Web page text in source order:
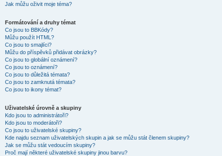
Jak můžu oživit moje téma?
Formátování a druhy témat
Co jsou to BBKódy?
Můžu použít HTML?
Co jsou to smajlíci?
Můžu do příspěvků přidávat obrázky?
Co jsou to globální oznámení?
Co jsou to oznámení?
Co jsou to důležitá témata?
Co jsou to zamknutá témata?
Co jsou to ikony témat?
Uživatelské úrovně a skupiny
Kdo jsou to administrátoři?
Kdo jsou to moderátoři?
Co jsou to uživatelské skupiny?
Kde najdu seznam uživatelských skupin a jak se můžu stát členem skupiny?
Jak se můžu stát vedoucím skupiny?
Proč mají některé uživatelské skupiny jinou barvu?